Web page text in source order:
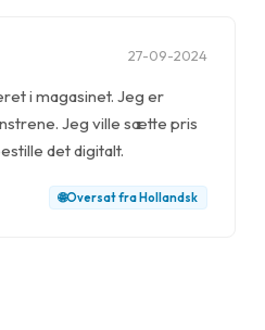
27-09-2024
i magasinet. Jeg er
Jeg ville sætte pris
det digitalt.
🌐Oversat fra Hollandsk